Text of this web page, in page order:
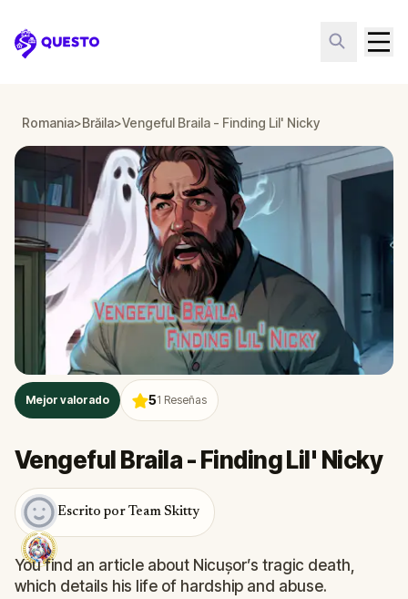
Questo
Romania>Brăila>Vengeful Braila - Finding Lil' Nicky
Mejor valorado 51 Reseñas
Vengeful Braila - Finding Lil' Nicky
Escrito por Team Skitty
You find an article about Nicușor’s tragic death,
which details his life of hardship and abuse.